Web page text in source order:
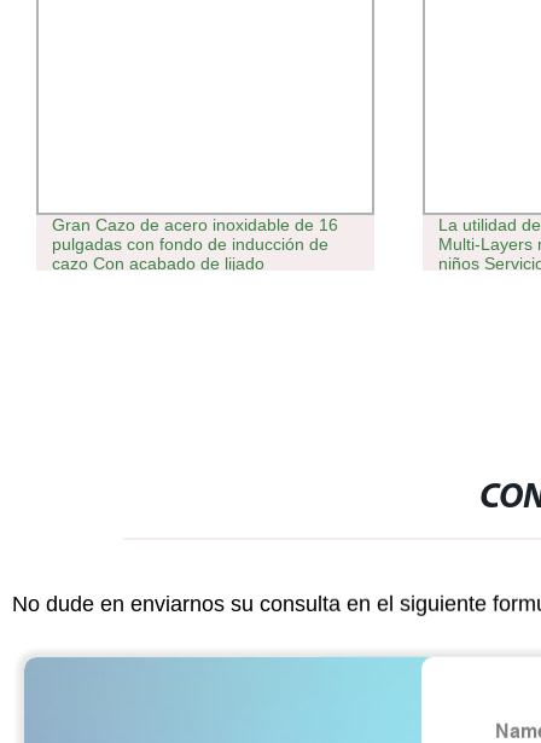
Gran Cazo de acero inoxidable de 16
pulgadas con fondo de inducción de
cazo Con acabado de lijado
La utilidad
Multi-Layers
niños
No dude en enviarnos su consulta en el siguiente